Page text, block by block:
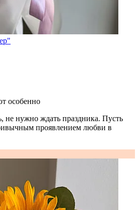
особенно
не нужно ждать праздника. Пусть
проявлением любви в